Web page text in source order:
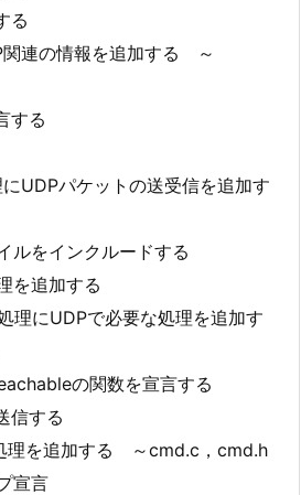
る
連の情報を追加する ～
する
UDPパケットの送受信を追加す
ルをインクルードする
を追加する
にUDPで必要な処理を追加す
の関数を宣言する
信する
を追加する ～cmd.c，cmd.h
宣言